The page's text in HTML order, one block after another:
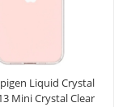
Liquid Crystal
Mini Crystal Clear